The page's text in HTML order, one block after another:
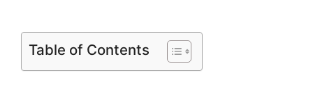
로지텍 무소음 무선 키보드 마우스 세트,
MK295, 블랙, 일반형
Table of Contents